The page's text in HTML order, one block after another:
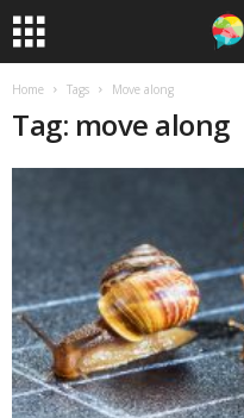
Home Tags Move along
Tag: move along